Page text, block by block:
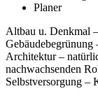
Planer
Altbau u. Denkmal
Gebäudebegrünung
Architektur –
nachwachsenden
Selbstversorgung –